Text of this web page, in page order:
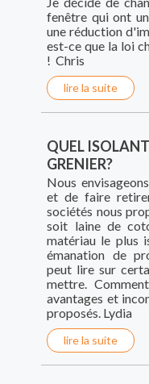
fenêtre qui ont
une réduction
est-ce que la loi
! Chris
lire la suite
QUEL
GRENIER?
Nous
et de faire
sociétés nous
soit laine de
matériau le plus
émanation de
peut lire sur
mettre.
avantages et
proposés. Lydia
lire la suite